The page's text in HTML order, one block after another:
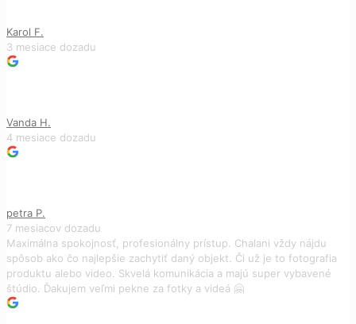
Karol F.
3 mesiace dozadu
Vanda H.
4 mesiace dozadu
petra P.
7 mesiacov dozadu
Maximálna spokojnosť, profesionálny prístup. Chalani vždy nájdu
spôsob ako čo najlepšie zachytiť daný objekt. Či už je to fotografia
produktu alebo video. Skvelá komunikácia a majú super vybavené
štúdio. Ďakujem veľmi pekne za fotky a videá 🤗